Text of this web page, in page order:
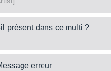
présent dans ce multi ?
erreur